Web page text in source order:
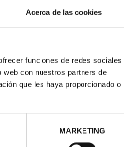
Acerca de las cookies
funciones de redes sociales
web con nuestros partners de
que les haya proporcionado o
MARKETING